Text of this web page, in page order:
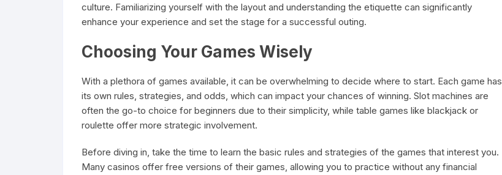
culture. Familiarizing yourself with the layout and understanding the etiquette can significantly
enhance your experience and set the stage for a successful outing.
Choosing Your Games Wisely
With a plethora of games available, it can be overwhelming to decide where to start. Each game has
its own rules, strategies, and odds, which can impact your chances of winning. Slot machines are
often the go-to choice for beginners due to their simplicity, while table games like blackjack or
roulette offer more strategic involvement.
Before diving in, take the time to learn the basic rules and strategies of the games that interest you.
Many casinos offer free versions of their games, allowing you to practice without any financial